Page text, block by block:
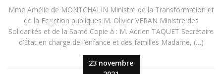
23 novembre
Mme Amélie de MONTCHALIN Ministre de la Transformation et
de la Fonction publiques M. Olivier VERAN Ministre des
Solidarités et de la Santé Copie à : M. Adrien TAQUET Secrétaire
d’État en charge de l’enfance et des familles Madame, (…)